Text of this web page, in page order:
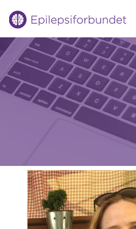
Gå
til
innholdet